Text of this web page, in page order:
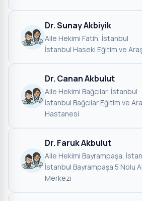
Dr. Sunay Akbiyik
Aile Hekimi·Fatih, İstanbul·
İstanbul Haseki Eğitim ve
Dr. Canan Akbulut
Aile Hekimi·Bağcılar, İstanbul·
İstanbul Bağcılar Eğitim ve
Hastanesi
Dr. Faruk Akbulut
Aile Hekimi·Bayrampaşa,
İstanbul Bayrampaşa 5 Nolu
Merkezi